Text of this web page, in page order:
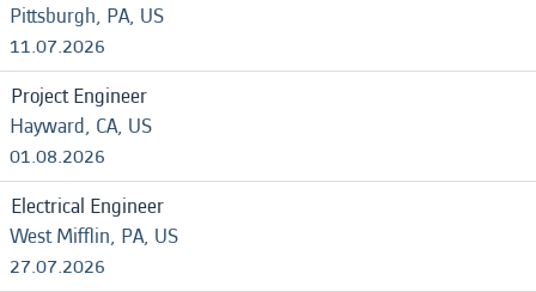
Pittsburgh, PA, US
11.07.2026
Project Engineer
Hayward, CA, US
01.08.2026
Electrical Engineer
West Mifflin, PA, US
27.07.2026